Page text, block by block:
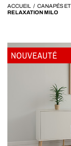
ACCUEIL / CANAPÉS
RELAXATION MILO